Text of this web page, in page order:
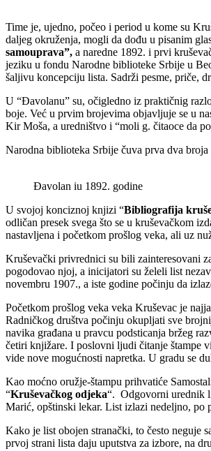
Time je, ujedno, počeo i period u kome su
daljeg okruženja, mogli da dođu u pisanim
samouprava”, a naredne 1892. i prvi
jeziku u fondu Narodne biblioteke Srbije u
šaljivu koncepciju lista. Sadrži pesme, priče,
U “Đavolanu” su, očigledno iz praktičnig
boje. Već u prvim brojevima objavljuje se u
Kir Moša, a uredništvo i “moli g. čitaoce da
Narodna biblioteka Srbije čuva prva dva
Đavolan iu 1892. godine
U svojoj konciznoj knjizi “Bibliografija
odličan presek svega što se u kruševačkom
nastavljena i početkom prošlog veka, ali uz
Kruševački privrednici su bili zainteresovani
pogodovao njoj, a inicijatori su želeli list
novembru 1907., a iste godine počinju da
Početkom prošlog veka veka Kruševac je
Radničkog društva počinju okupljati sve
navika građana u pravcu podsticanja bržeg
četiri knjižare. I poslovni ljudi čitanje štampe
vide nove mogućnosti napretka. U gradu se
Kao moćno oružje-štampu prihvatiće
“Kruševačkog odjeka“. Odgovorni urednik
Marić, opštinski lekar. List izlazi nedeljno, po
Kako je list obojen stranački, to često neguje
prvoj strani lista daju uputstva za izbore, na